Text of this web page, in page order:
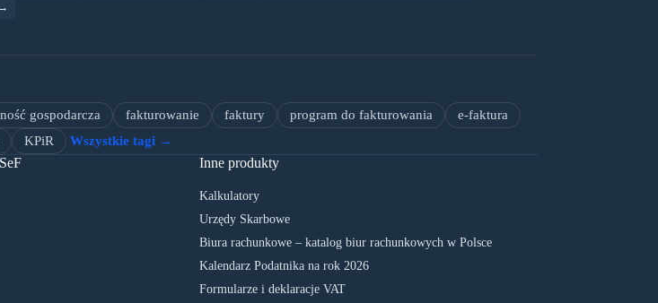
gospodarcza fakturowanie faktury program do fakturowania
e-faktura
KPiR Wszystkie tagi →
Inne produkty
Kalkulatory
Urzędy Skarbowe
Biura rachunkowe – katalog biur rachunkowych w Polsce
Kalendarz Podatnika na rok 2026
Formularze i deklaracje VAT